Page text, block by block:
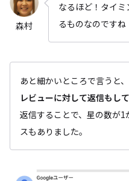
森村
なるほど！タイミ
るものなのですね
あと細かいところで言うと、
レビューに対して返信もして
返信することで、星の数が
スもありました。